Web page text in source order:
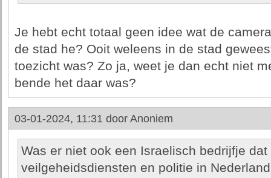
Je hebt echt totaal geen idee wat de
de stad he? Ooit weleens in de stad
toezicht was? Zo ja, weet je dan echt niet
bende het daar was?
03-01-2024, 11:31 door Anoniem
Was er niet ook een Israelisch bedrijfje
veilgeheidsdiensten en politie in